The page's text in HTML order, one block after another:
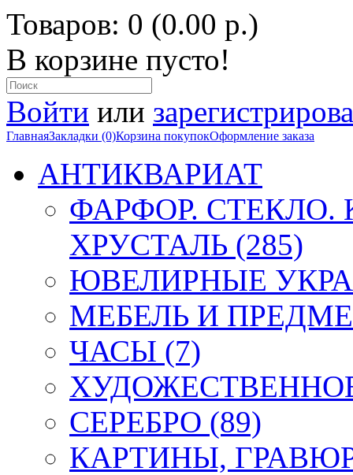
Товаров: 0 (0.00 р.)
В корзине пусто!
Войти или
ГлавнаяЗакладки (0)Корзина покупокОформление заказа
АНТИКВАРИАТ
ФАРФОР.
ХРУСТАЛЬ (285)
ЮВЕЛИРНЫЕ
МЕБЕЛЬ И
ЧАСЫ (7)
СЕРЕБРО (89)
КАРТИНЫ,